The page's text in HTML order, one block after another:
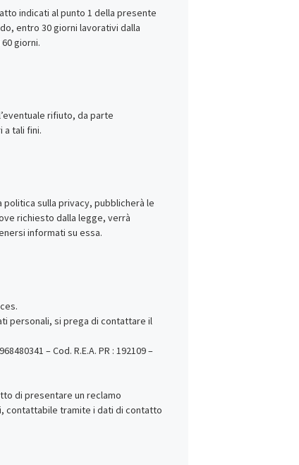
indicati al punto 1 della presente
entro 30 giorni lavorativi dalla
giorni.
rifiuto, da parte
a tali fini.
politica sulla privacy, pubblicherà le
richiesto dalla legge, verrà
informati su essa.
personali, si prega di contattare il
– Cod. R.E.A. PR : 192109 –
di presentare un reclamo
contattabile tramite i dati di contatto